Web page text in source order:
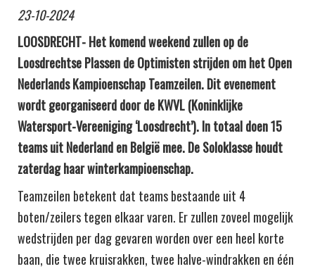
23-10-2024
LOOSDRECHT- Het komend weekend zullen op de
Loosdrechtse Plassen de Optimisten strijden om het Open
Nederlands Kampioenschap Teamzeilen. Dit evenement
wordt georganiseerd door de KWVL (Koninklijke
Watersport-Vereeniging ‘Loosdrecht’). In totaal doen 15
teams uit Nederland en België mee. De Soloklasse houdt
zaterdag haar winterkampioenschap.
Teamzeilen betekent dat teams bestaande uit 4
boten/zeilers tegen elkaar varen. Er zullen zoveel mogelijk
wedstrijden per dag gevaren worden over een heel korte
baan, die twee kruisrakken, twee halve-windrakken en één